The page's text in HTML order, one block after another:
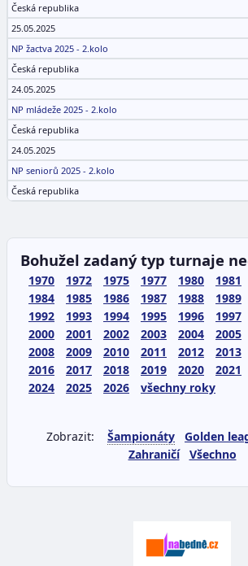
Česká republika
25.05.2025
NP žactva 2025 - 2.kolo
Česká republika
24.05.2025
NP mládeže 2025 - 2.kolo
Česká republika
24.05.2025
NP seniorů 2025 - 2.kolo
Česká republika
Bohužel zadaný typ turnaje
1970 1972 1975 1977 1980 1981
1984
1985 1986 1987 1988 1989
1992
1993 1994 1995 1996 1997
2000
2001 2002 2003 2004 2005
2008
2009 2010 2011 2012 2013
2016
2017 2018 2019 2020 2021
2024
2025 2026 všechny roky
Zobrazit: Šampionáty Golden
Zahraničí
Všechno